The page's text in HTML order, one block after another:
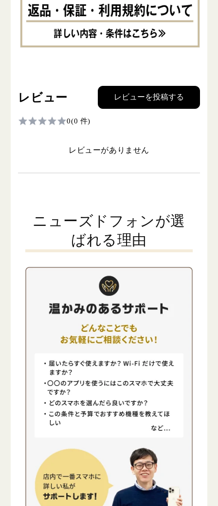
レビュー レビューを投稿する
0(0 件)
レビューがありません
ニューズドフォンが選
ばれる理由